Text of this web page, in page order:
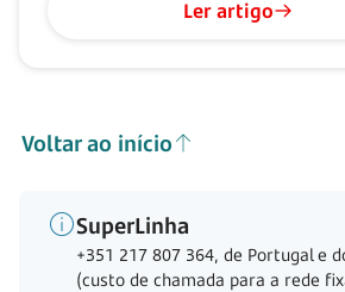
Ler artigo
Voltar ao início
SuperLinha
+351 217 807 364, de Portugal e
(custo de chamada para a rede